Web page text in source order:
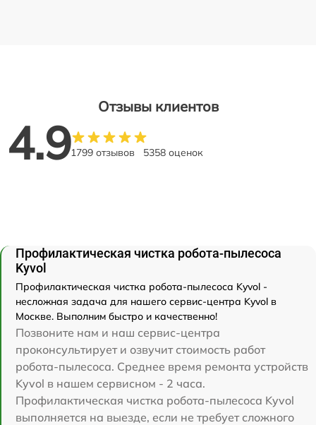
Отзывы клиентов
4.91799 отзывов 5358 оценок
Профилактическая чистка робота-пылесоса
Kyvol
Профилактическая чистка робота-пылесоса Kyvol -
несложная задача для нашего сервис-центра Kyvol в
Москве. Выполним быстро и качественно!
Позвоните нам и наш сервис-центра
проконсультирует и озвучит стоимость работ
робота-пылесоса. Среднее время ремонта устройств
Kyvol в нашем сервисном - 2 часа.
Профилактическая чистка робота-пылесоса Kyvol
выполняется на выезде, если не требует сложного